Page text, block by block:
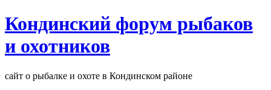
Кондинский форум рыбаков
и охотников
сайт о рыбалке и охоте в Кондинском районе